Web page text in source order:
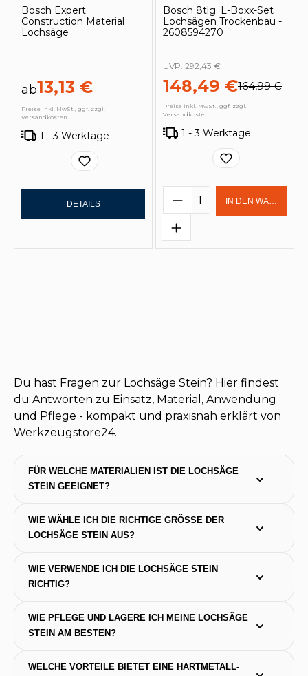
Bosch Expert
Construction Material
Lochsäge
ab13,13 €
Preise inkl. MwSt., ggf. zzgl.
Versandkosten
1 - 3 Werktage
DETAILS
Bosch 8tlg. L-Boxx-Set
Lochsägen Trockenbau -
2608594270
148,49 €164,99 €
UVP: 292,43 €
Preise inkl. MwSt., ggf. zzgl.
Versandkosten
1 - 3 Werktage
Produkt Anzahl:
IN DEN
Du hast Fragen zur Lochsäge Stein? Hier findest
du Antworten zu Einsatz, Material, Anwendung
und Pflege - kompakt und praxisnah erklärt von
Werkzeugstore24.
FÜR WELCHE MATERIALIEN IST DIE LOCHSÄGE
STEIN GEEIGNET?
WIE WÄHLE ICH DIE RICHTIGE GRÖSSE DER L
OCHSÄGE STEIN AUS?
WIE VERWENDE ICH DIE LOCHSÄGE STEIN
RICHTIG?
WIE PFLEGE UND LAGERE ICH MEINE LOCHSÄGE
STEIN AM BESTEN?
WELCHE VORTEILE BIETET EINE HARTMETALL-